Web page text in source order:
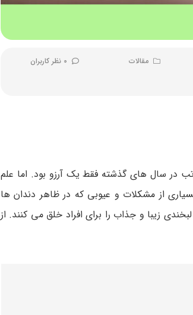
مقالات
0 نظر کاربران
در سال‌ های گذشته فقط یک آرزو بود. اما علم
از مشکلات و عیوبی که در ظاهر دندان‌ ها
زیبا و جذاب را برای افراد خلق می‌ کنند. از